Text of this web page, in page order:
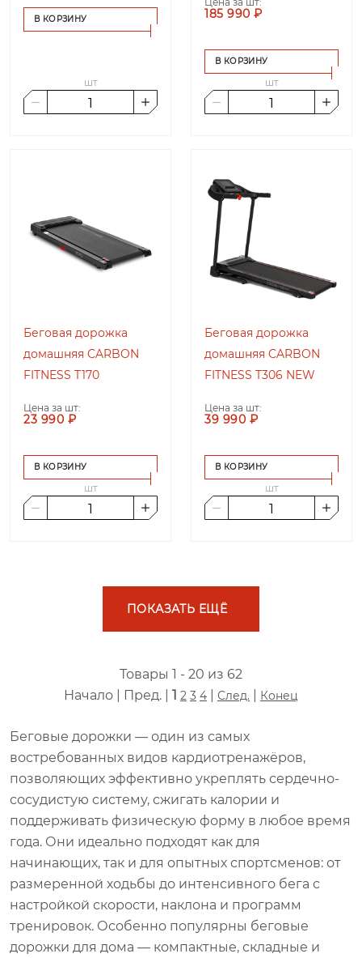
В КОРЗИНУ
шт
185 990 ₽
В КОРЗИНУ
шт
Беговая дорожка
домашняя CARBON
FITNESS T170
Цена за шт:
23 990 ₽
В КОРЗИНУ
шт
Беговая дорожка
домашняя CARBON
FITNESS T306 NEW
Цена за шт:
39 990 ₽
В КОРЗИНУ
шт
ПОКАЗАТЬ ЕЩЁ
Товары 1 - 20 из 62
Начало | Пред. | 1 2 3 4 | След. | Конец
Беговые дорожки — один из самых
востребованных видов кардиотренажёров,
позволяющих эффективно укреплять сердечно-
сосудистую систему, сжигать калории и
поддерживать физическую форму в любое время
года. Они идеально подходят как для
начинающих, так и для опытных спортсменов: от
размеренной ходьбы до интенсивного бега с
настройкой скорости, наклона и программ
тренировок. Особенно популярны беговые
дорожки для дома — компактные, складные и